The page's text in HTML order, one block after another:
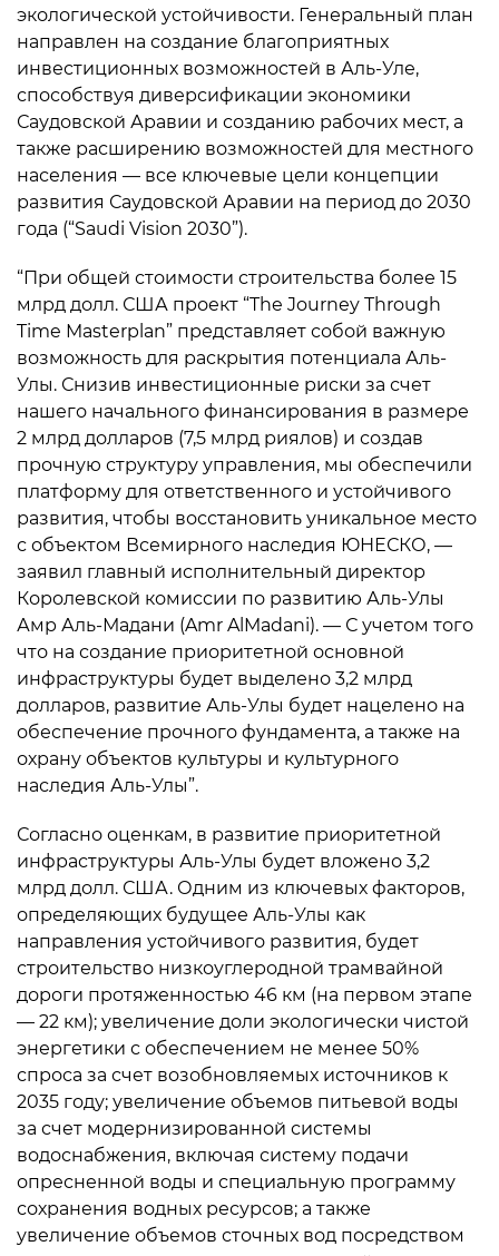
экологической устойчивости. Генеральный план
направлен на создание благоприятных
инвестиционных возможностей в Аль-Уле,
способствуя диверсификации экономики
Саудовской Аравии и созданию рабочих мест, а
также расширению возможностей для местного
населения — все ключевые цели концепции
развития Саудовской Аравии на период до 2030
года (“Saudi Vision 2030”).
“При общей стоимости строительства более 15
млрд долл. США проект “The Journey Through
Time Masterplan” представляет собой важную
возможность для раскрытия потенциала Аль-
Улы. Снизив инвестиционные риски за счет
нашего начального финансирования в размере
2 млрд долларов (7,5 млрд риялов) и создав
прочную структуру управления, мы обеспечили
платформу для ответственного и устойчивого
развития, чтобы восстановить уникальное место
с объектом Всемирного наследия ЮНЕСКО, —
заявил главный исполнительный директор
Королевской комиссии по развитию Аль-Улы
Амр Аль-Мадани (Amr AlMadani). — С учетом того
что на создание приоритетной основной
инфраструктуры будет выделено 3,2 млрд
долларов, развитие Аль-Улы будет нацелено на
обеспечение прочного фундамента, а также на
охрану объектов культуры и культурного
наследия Аль-Улы”.
Согласно оценкам, в развитие приоритетной
инфраструктуры Аль-Улы будет вложено 3,2
млрд долл. США. Одним из ключевых факторов,
определяющих будущее Аль-Улы как
направления устойчивого развития, будет
строительство низкоуглеродной трамвайной
дороги протяженностью 46 км (на первом этапе
— 22 км); увеличение доли экологически чистой
энергетики с обеспечением не менее 50%
спроса за счет возобновляемых источников к
2035 году; увеличение объемов питьевой воды
за счет модернизированной системы
водоснабжения, включая систему подачи
опресненной воды и специальную программу
сохранения водных ресурсов; а также
увеличение объемов сточных вод посредством